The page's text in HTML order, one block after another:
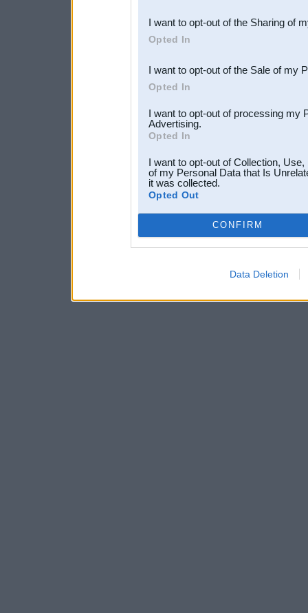
Downstream Participants
third parties.
I want to opt-out of the Sharing of
Opted In
I want to opt-out of the Sale of my
Opted In
I want to opt-out of processing my
Advertising.
Opted In
I want to opt-out of Collection,
of my Personal Data that Is
it was collected.
Opted Out
CONFIRM
Data Deletion